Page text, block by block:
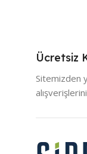
Ücretsiz
Sitemizden